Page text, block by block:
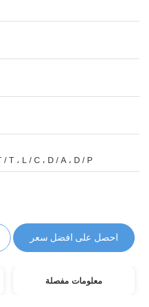
T / T ، L / C ، D / A ، D / P ، ويسترن يونيون ، موني جرام
احصل على افضل سعر
معلومات مفصلة